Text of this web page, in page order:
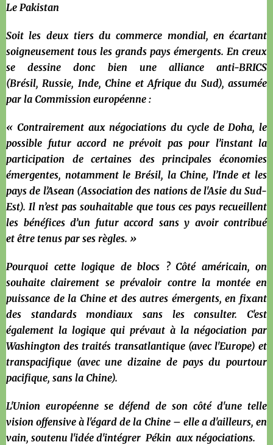
Le Pakistan
Soit les deux tiers du commerce mondial, en écartant
soigneusement tous les grands pays émergents. En creux
se dessine donc bien une alliance anti-BRICS
(Brésil, Russie, Inde, Chine et Afrique du Sud), assumée
par la Commission européenne :
« Contrairement aux négociations du cycle de Doha, le
possible futur accord ne prévoit pas pour l’instant la
participation de certaines des principales économies
émergentes, notamment le Brésil, la Chine, l’Inde et les
pays de l’Asean (Association des nations de l'Asie du Sud-
Est). Il n’est pas souhaitable que tous ces pays recueillent
les bénéfices d’un futur accord sans y avoir contribué
et être tenus par ses règles. »
Pourquoi cette logique de blocs ? Côté américain, on
souhaite clairement se prévaloir contre la montée en
puissance de la Chine et des autres émergents, en fixant
des standards mondiaux sans les consulter. C'est
également la logique qui prévaut à la négociation par
Washington des traités transatlantique (avec l'Europe) et
transpacifique (avec une dizaine de pays du pourtour
pacifique, sans la Chine).
L'Union européenne se défend de son côté d'une telle
vision offensive à l'égard de la Chine – elle a d'ailleurs, en
vain, soutenu l'idée d'intégrer Pékin aux négociations.